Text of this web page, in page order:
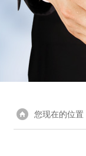
您现在的位置